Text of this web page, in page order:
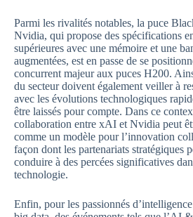
Parmi les rivalités notables, la puce
Nvidia, qui propose des spécifications
supérieures avec une mémoire et une
augmentées, est en passe de se
concurrent majeur aux puces H200.
du secteur doivent également veiller à
avec les évolutions technologiques
être laissés pour compte. Dans ce
collaboration entre xAI et Nvidia peut
comme un modèle pour l’innovation
façon dont les partenariats stratégiques
conduire à des percées significatives
technologie.
Enfin, pour les passionnés